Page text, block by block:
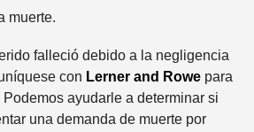
muerte.
falleció debido a la negligencia
con Lerner and Rowepara
ayudarle a determinar si
una demanda de muerte por